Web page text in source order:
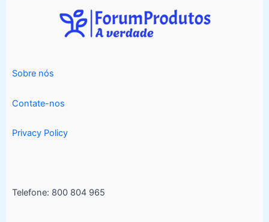
Sobre nós
Contate-nos
Privacy Policy
Telefone: 800 804 965